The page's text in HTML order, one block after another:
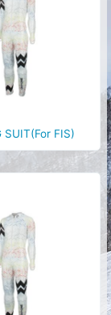
SUIT(For FIS)